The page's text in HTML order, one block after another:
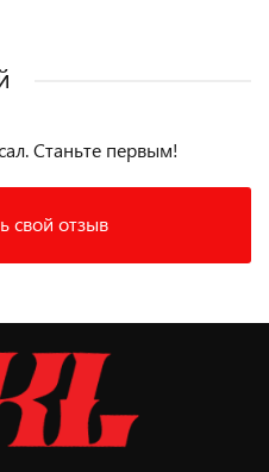
свой отзыв
Станьте первым!